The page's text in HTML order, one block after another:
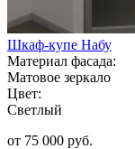
Шкаф-купе Набу
Материал фасада:
Матовое зеркало
Цвет:
Светлый
от 75 000 руб.